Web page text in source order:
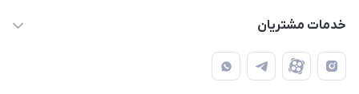
حضوری از قبل با پشتیبان های فروشگاه هماهنگ کنید)
حساب کاربری
لیست محصولات
خدمات مشتریان
قوانین و مقررات
حریم خصوصی